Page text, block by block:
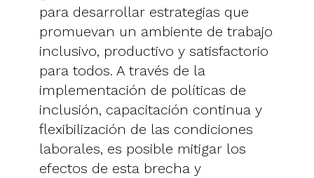
para desarrollar estrategias que
promuevan un ambiente de trabajo
inclusivo, productivo y satisfactorio
para todos. A través de la
implementación de políticas de
inclusión, capacitación continua y
flexibilización de las condiciones
laborales, es posible mitigar los
efectos de esta brecha y